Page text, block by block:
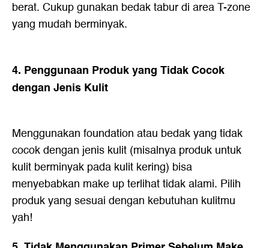
berat. Cukup gunakan bedak tabur di area T-zone
yang mudah berminyak.
4. Penggunaan Produk yang Tidak Cocok
dengan Jenis Kulit
Menggunakan foundation atau bedak yang tidak
cocok dengan jenis kulit (misalnya produk untuk
kulit berminyak pada kulit kering) bisa
menyebabkan make up terlihat tidak alami. Pilih
produk yang sesuai dengan kebutuhan kulitmu
yah!